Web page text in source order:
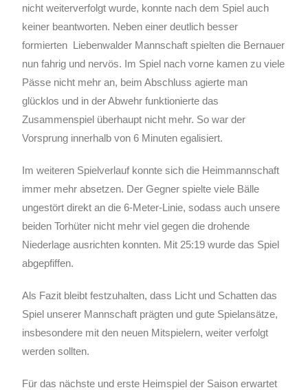
nicht weiterverfolgt wurde, konnte nach dem Spiel auch
keiner beantworten. Neben einer deutlich besser
formierten Liebenwalder Mannschaft spielten die Bernauer
nun fahrig und nervös. Im Spiel nach vorne kamen zu viele
Pässe nicht mehr an, beim Abschluss agierte man
glücklos und in der Abwehr funktionierte das
Zusammenspiel überhaupt nicht mehr. So war der
Vorsprung innerhalb von 6 Minuten egalisiert.
Im weiteren Spielverlauf konnte sich die Heimmannschaft
immer mehr absetzen. Der Gegner spielte viele Bälle
ungestört direkt an die 6-Meter-Linie, sodass auch unsere
beiden Torhüter nicht mehr viel gegen die drohende
Niederlage ausrichten konnten. Mit 25:19 wurde das Spiel
abgepfiffen.
Als Fazit bleibt festzuhalten, dass Licht und Schatten das
Spiel unserer Mannschaft prägten und gute Spielansätze,
insbesondere mit den neuen Mitspielern, weiter verfolgt
werden sollten.
Für das nächste und erste Heimspiel der Saison erwartet